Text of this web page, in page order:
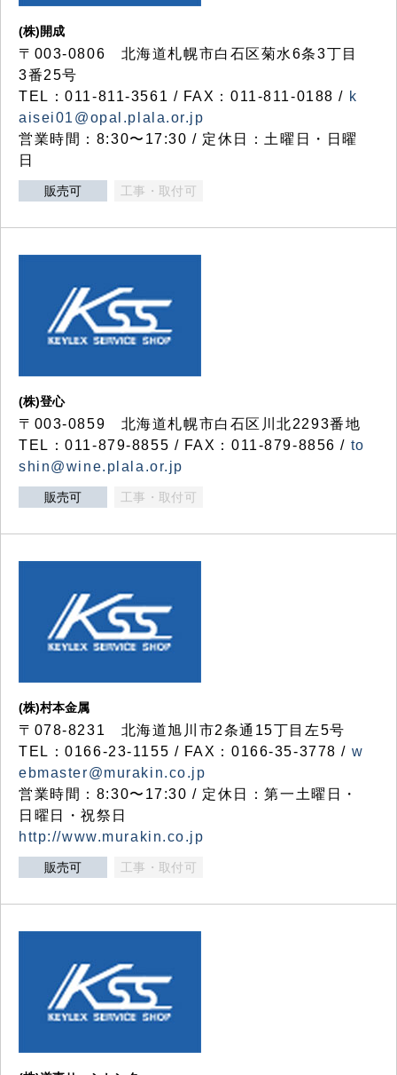
(株)開成
〒003-0806 北海道札幌市白石区菊水6条3丁目
3番25号
TEL：011-811-3561 / FAX：011-811-0188 / k
aisei01@opal.plala.or.jp
営業時間：8:30〜17:30 / 定休日：土曜日・日曜
日
販売可 工事・取付可
(株)登心
〒003-0859 北海道札幌市白石区川北2293番地
TEL：011-879-8855 / FAX：011-879-8856 / to
shin@wine.plala.or.jp
販売可 工事・取付可
(株)村本金属
〒078-8231 北海道旭川市2条通15丁目左5号
TEL：0166-23-1155 / FAX：0166-35-3778 / w
ebmaster@murakin.co.jp
営業時間：8:30〜17:30 / 定休日：第一土曜日・
日曜日・祝祭日
http://www.murakin.co.jp
販売可 工事・取付可